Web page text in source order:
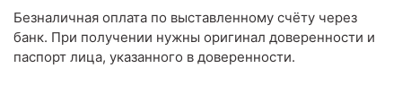
Безналичная оплата по выставленному счёту через
банк. При получении нужны оригинал доверенности и
паспорт лица, указанного в доверенности.